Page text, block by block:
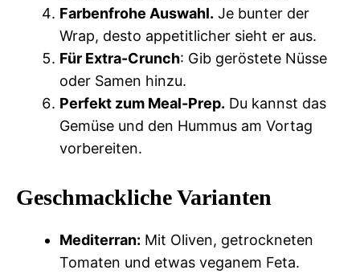
Farbenfrohe Auswahl. Je bunter der
Wrap, desto appetitlicher sieht er aus.
Für Extra-Crunch: Gib geröstete Nüsse
oder Samen hinzu.
Perfekt zum Meal-Prep. Du kannst das
Gemüse und den Hummus am Vortag
vorbereiten.
Geschmackliche Varianten
Mediterran: Mit Oliven, getrockneten
Tomaten und etwas veganem Feta.